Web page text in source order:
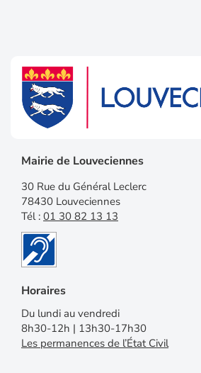
Mairie de Louveciennes
30 Rue du Général Leclerc
78430 Louveciennes
Tél : 01 30 82 13 13
Horaires
Du lundi au vendredi
8h30-12h | 13h30-17h30
Les permanences de l’État Civil